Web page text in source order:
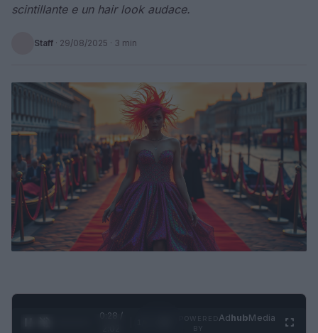
scintillante e un hair look audace.
Staff · 29/08/2025 · 3 min
0:28 /
AdhubMedia